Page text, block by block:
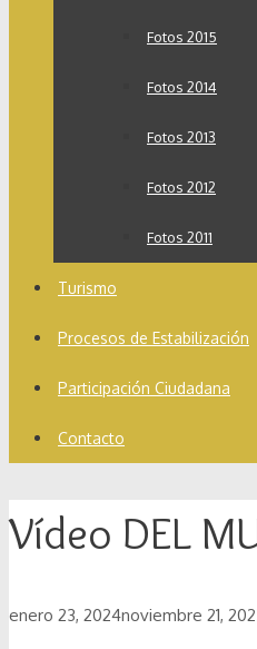
Fotos 2015
Fotos 2014
Fotos 2013
Fotos 2012
Fotos 2011
Turismo
Procesos de Estabilización
Participación Ciudadana
Contacto
Vídeo DEL
enero 23, 2024noviembre 21,